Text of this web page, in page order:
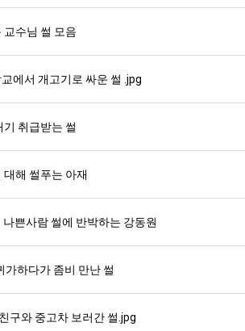
교수님 썰 모음
에서 개고기로 싸운 썰 .jpg
기 취급받는 썰
대해 썰푸는 아재
쁜사람 썰에 반박하는 강동원
가하다가 좀비 만난 썰
구와 중고차 보러간 썰.jpg